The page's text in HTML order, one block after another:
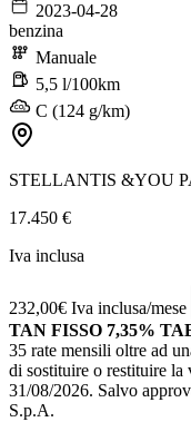
2023-04-28
benzina
Manuale
5,5 l/100km
C (124 g/km)
STELLANTIS &YOU
17.450 €
Iva inclusa
232,00€ Iva inclusa/mese
TAN FISSO 7,35%
35 rate mensili oltre ad
di sostituire o restituire la
31/08/2026. Salvo
S.p.A.